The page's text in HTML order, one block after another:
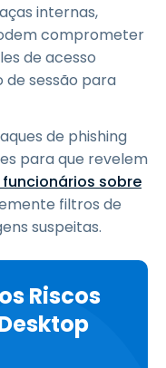
internas,
comprometer
de acesso
sessão para
de phishing
para que revelem
funcionários sobre
filtros de
suspeitas.
Riscos